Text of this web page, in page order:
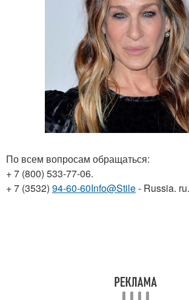
По всем вопросам обращаться:
+ 7 (800) 533-77-06.
+ 7 (3532) 94-60-60Info@Stile- Russia. ru.